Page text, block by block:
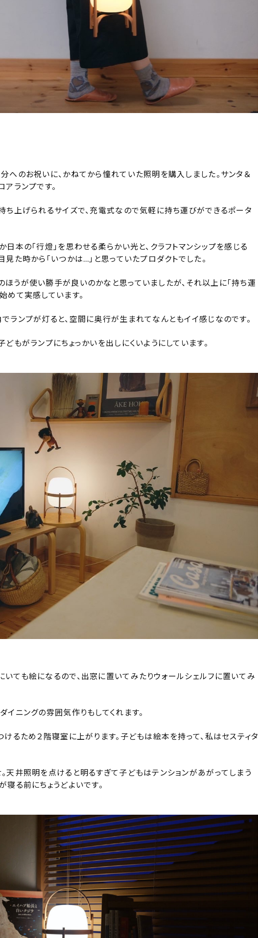
へのお祝いに、かねてから憧れていた照明を購入しました。サンタ＆
ランプです。
ち上げられるサイズで、充電式なので気軽に持ち運びができるポータ
本の「行燈」を思わせる柔らかい光と、クラフトマンシップを感じる
た時から「いつかは…」と思っていたプロダクトでした。
うが使い勝手が良いのかなと思っていましたが、それ以上に「持ち運
めて実感しています。
ランプが灯ると、空間に奥行が生まれてなんともイイ感じなのです。
もがランプにちょっかいを出しにくいようにしています。
ても絵になるので、出窓に置いてみたりウォールシェルフに置いてみ
ニングの雰囲気作りもしてくれます。
るため２階寝室に上がります。子どもは絵本を持って、私はセスティタ
天井照明を点けると明るすぎて子どもはテンションがあがってしまう
る前にちょうどよいです。